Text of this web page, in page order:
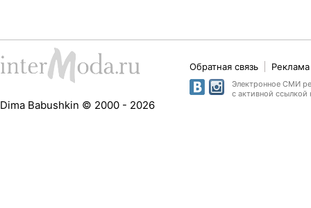
Dima Babushkin © 2000 - 2026
Обратная связь
Электронное СМИ
с активной ссылкой